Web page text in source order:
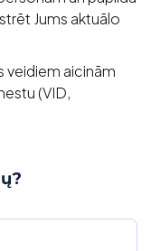
Jums aktuālo
veidiem aicinām
(VID,